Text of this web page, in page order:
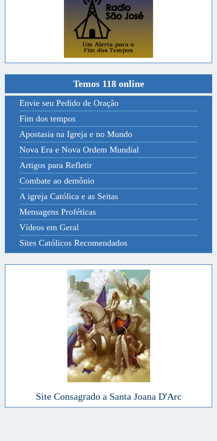
Temos 118 online
Envie seu Pedido de Oração
Fim dos tempos
Apostasia na Igreja e no Mundo
Nova Era e Nova Ordem Mundial
Artigos para Refletir
Combate ao demônio
A igreja Católica e as Seitas
Mensagens Proféticas
Vídeos em Geral
Sites Católicos Recomendados
Site Consagrado a Santa Joana D'Arc